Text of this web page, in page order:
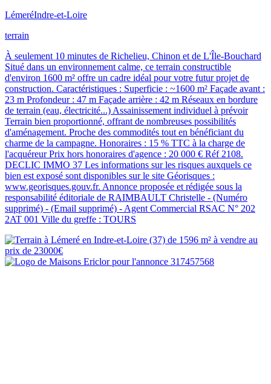
LémeréIndre-et-Loire
terrain
À seulement 10 minutes de Richelieu, Chinon et de L'Île-Bouchard
Situé dans un environnement calme, ce terrain constructible
d'environ 1600 m² offre un cadre idéal pour votre futur projet de
construction. Caractéristiques : Superficie : ~1600 m² Façade avant :
23 m Profondeur : 47 m Façade arrière : 42 m Réseaux en bordure
de terrain (eau, électricité...) Assainissement individuel à prévoir
Terrain bien proportionné, offrant de nombreuses possibilités
d'aménagement. Proche des commodités tout en bénéficiant du
charme de la campagne. Honoraires : 15 % TTC à la charge de
l'acquéreur Prix hors honoraires d'agence : 20 000 € Réf 2108.
DECLIC IMMO 37 Les informations sur les risques auxquels ce
bien est exposé sont disponibles sur le site Géorisques :
www.georisques.gouv.fr. Annonce proposée et rédigée sous la
responsabilité éditoriale de RAIMBAULT Christelle - (Numéro
supprimé) - (Email supprimé) - Agent Commercial RSAC N° 202
2AT 001 Ville du greffe : TOURS